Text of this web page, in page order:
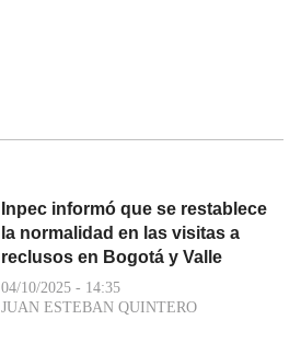
Inpec informó que se restablece
la normalidad en las visitas a
reclusos en Bogotá y Valle
04/10/2025 - 14:35
JUAN ESTEBAN QUINTERO